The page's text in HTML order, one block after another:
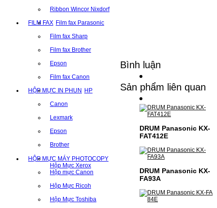
Ribbon Wincor Nixdorf
FILM FAX Film fax Parasonic
Film fax Sharp
Film fax Brother
Epson
Film fax Canon
HỘP MỰC IN PHUN HP
Canon
Lexmark
Epson
Brother
HỘP MỰC MÁY PHOTOCOPY
Hộp Mực Xerox
Hộp mực Canon
Hộp Mực Ricoh
Hộp Mực Toshiba
Bình luận
Sản phẩm liên quan
DRUM Panasonic KX-
FAT412E
DRUM Panasonic KX-
FA93A